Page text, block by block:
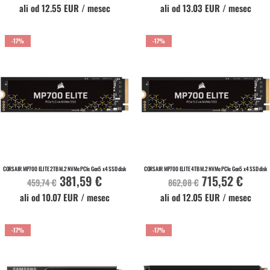
ali od 12.55 EUR / mesec ali od 13.03 EUR / mesec
-17%
CORSAIR MP700 ELITE 2TB M.2 NVMe PCIe Gen5 x4 SSD disk
459,74 € Akcijska
cena
381,59 €
ali od 10.07 EUR / mesec
-17%
CORSAIR MP700 ELITE 4TB M.2 NVMe PCIe Gen5 x4 SSD disk
862,08 € Akcijska
cena
715,52 €
ali od 12.05 EUR / mesec
-17% -17%